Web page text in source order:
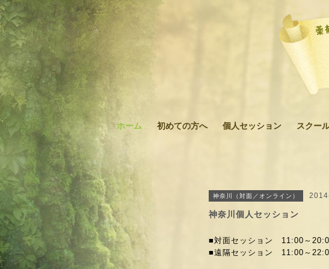
ホーム 初めての方へ 個人セッション スクー
神奈川（対面／オンライン）
神奈川個人セッション
■対面セッション 11:00～
■遠隔セッション 11:00～